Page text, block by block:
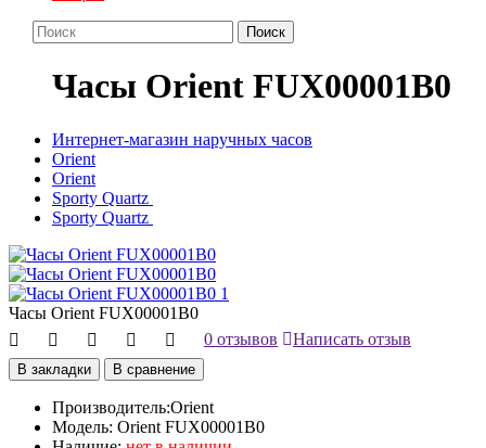
Поиск
Часы Orient FUX00001B0
Интернет-магазин наручных часов
Orient
Orient
Sporty Quartz
Sporty Quartz
Часы Orient FUX00001B0
0 отзывов
Написать отзыв
В закладки В сравнение
Производитель:Orient
Модель: Orient FUX00001B0